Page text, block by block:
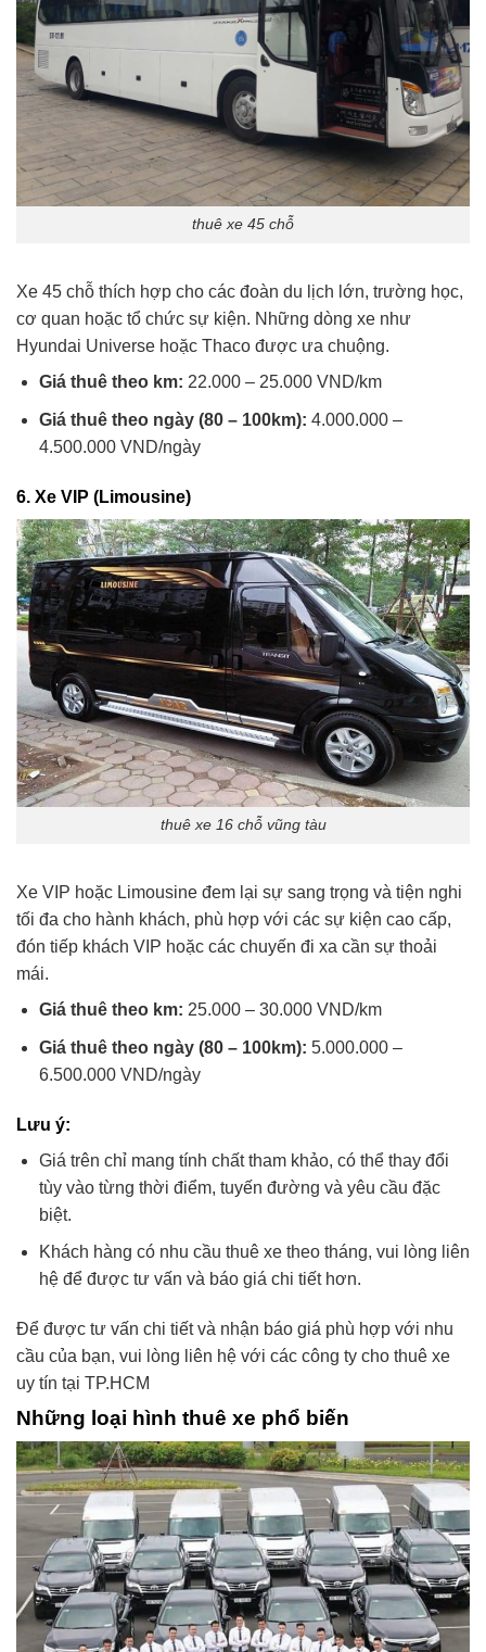
thuê xe 45 chỗ
Xe 45 chỗ thích hợp cho các đoàn du lịch lớn, trường học,
cơ quan hoặc tổ chức sự kiện. Những dòng xe như
Hyundai Universe hoặc Thaco được ưa chuộng.
Giá thuê theo km: 22.000 – 25.000 VND/km
Giá thuê theo ngày (80 – 100km): 4.000.000 –
4.500.000 VND/ngày
6. Xe VIP (Limousine)
thuê xe 16 chỗ vũng tàu
Xe VIP hoặc Limousine đem lại sự sang trọng và tiện nghi
tối đa cho hành khách, phù hợp với các sự kiện cao cấp,
đón tiếp khách VIP hoặc các chuyến đi xa cần sự thoải
mái.
Giá thuê theo km: 25.000 – 30.000 VND/km
Giá thuê theo ngày (80 – 100km): 5.000.000 –
6.500.000 VND/ngày
Lưu ý:
Giá trên chỉ mang tính chất tham khảo, có thể thay đổi
tùy vào từng thời điểm, tuyến đường và yêu cầu đặc
biệt.
Khách hàng có nhu cầu thuê xe theo tháng, vui lòng liên
hệ để được tư vấn và báo giá chi tiết hơn.
Để được tư vấn chi tiết và nhận báo giá phù hợp với nhu
cầu của bạn, vui lòng liên hệ với các công ty cho thuê xe
uy tín tại TP.HCM
Những loại hình thuê xe phổ biến